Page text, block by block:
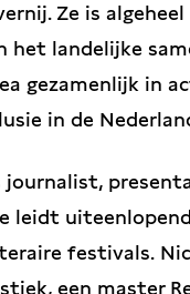
Ze is
het landelijke
gezamenlijk in
in de
journalist,
leidt
festivals.
een master